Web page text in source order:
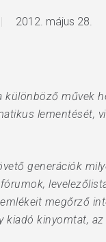
2012. május 28.
művek
lementését,
generációk
megőrző
kinyomtat,